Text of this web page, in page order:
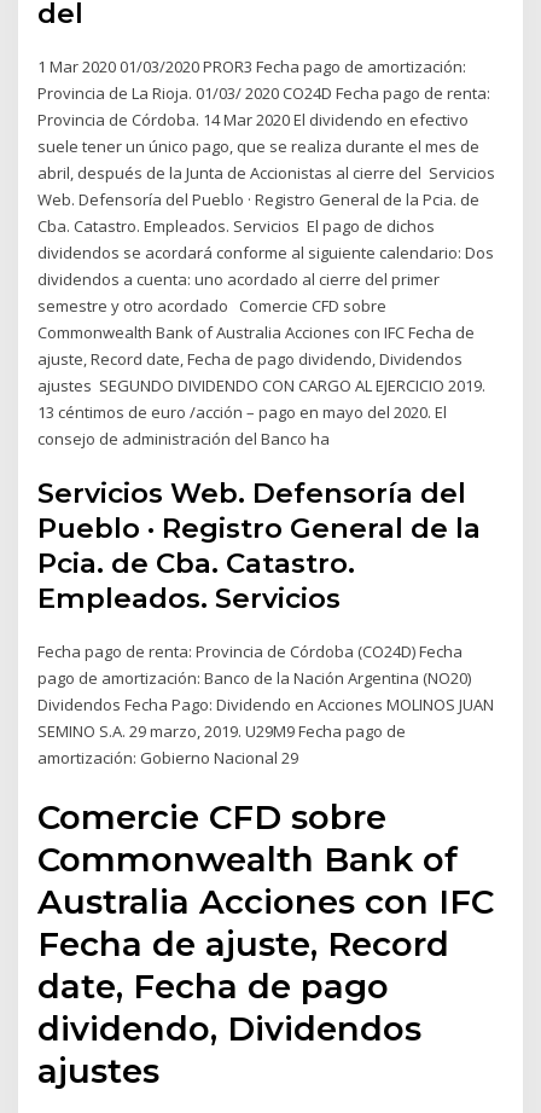
del
1 Mar 2020 01/03/2020 PROR3 Fecha pago de amortización:
Provincia de La Rioja. 01/03/ 2020 CO24D Fecha pago de renta:
Provincia de Córdoba. 14 Mar 2020 El dividendo en efectivo
suele tener un único pago, que se realiza durante el mes de
abril, después de la Junta de Accionistas al cierre del Servicios
Web. Defensoría del Pueblo · Registro General de la Pcia. de
Cba. Catastro. Empleados. Servicios El pago de dichos
dividendos se acordará conforme al siguiente calendario: Dos
dividendos a cuenta: uno acordado al cierre del primer
semestre y otro acordado Comercie CFD sobre
Commonwealth Bank of Australia Acciones con IFC Fecha de
ajuste, Record date, Fecha de pago dividendo, Dividendos
ajustes SEGUNDO DIVIDENDO CON CARGO AL EJERCICIO 2019.
13 céntimos de euro /acción – pago en mayo del 2020. El
consejo de administración del Banco ha
Servicios Web. Defensoría del
Pueblo · Registro General de la
Pcia. de Cba. Catastro.
Empleados. Servicios
Fecha pago de renta: Provincia de Córdoba (CO24D) Fecha
pago de amortización: Banco de la Nación Argentina (NO20)
Dividendos Fecha Pago: Dividendo en Acciones MOLINOS JUAN
SEMINO S.A. 29 marzo, 2019. U29M9 Fecha pago de
amortización: Gobierno Nacional 29
Comercie CFD sobre
Commonwealth Bank of
Australia Acciones con IFC
Fecha de ajuste, Record
date, Fecha de pago
dividendo, Dividendos
ajustes